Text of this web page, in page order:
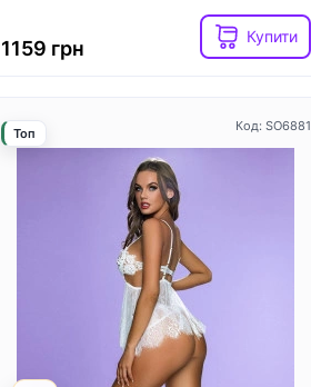
Вібратор-кролик Fun Factory MISS BI
black, 2 незалежні мотори, діаметр
1159 грн
Купити
Код: SO6881
Топ